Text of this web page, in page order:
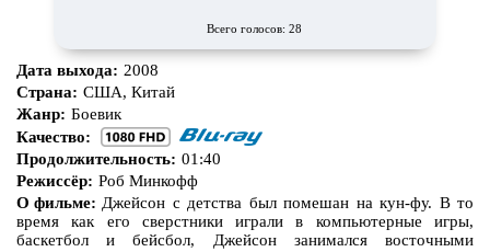
Всего голосов: 28
Дата выхода: 2008
Страна: США, Китай
Жанр: Боевик
Качество:
Продолжительность: 01:40
Режиссёр: Роб Минкофф
О фильме: Джейсон с детства был помешан на кун-фу. В то
время как его сверстники играли в компьютерные игры,
баскетбол и бейсбол, Джейсон занимался восточными